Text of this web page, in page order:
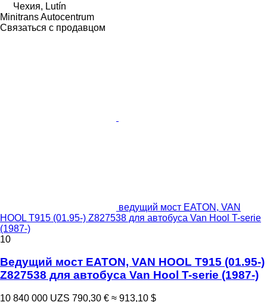
Чехия, Lutín
Minitrans Autocentrum
Связаться с продавцом
ведущий мост EATON, VAN
HOOL T915 (01.95-) Z827538 для автобуса Van Hool T-serie
(1987-)
10
Ведущий мост EATON, VAN HOOL T915 (01.95-)
Z827538 для автобуса Van Hool T-serie (1987-)
10 840 000 UZS 790,30 € ≈ 913,10 $